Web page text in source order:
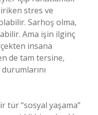
stres ve
Sarhoş olma,
Ama işin ilginç
insana
de tam tersine,
tür “sosyal yaşama”